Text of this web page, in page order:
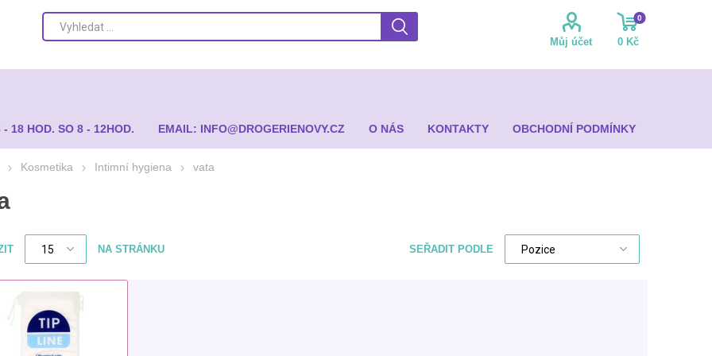
Můj účet
0
0 Kč
- 18 HOD. SO 8 - 12HOD. EMAIL: INFO@DROGERIENOVY.CZ O NÁS KONTAKTY OBCHODNÍ PODMÍNKY
Kosmetika Intimní hygiena vata
SEŘADIT PODLE
NA STRÁNKU